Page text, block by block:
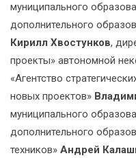
муниципального
дополнительного
Кирилл Хвостунков,
проекты» автономной
«Агентство
новых проектов»
муниципального
дополнительного
техников» Андрей